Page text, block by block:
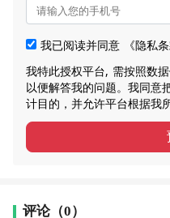
我已阅读并同意
《隐私条
我特此授权平台, 需按照数
以便解答我的问题。我同意
计目的，并允许平台根据我
评论（0）